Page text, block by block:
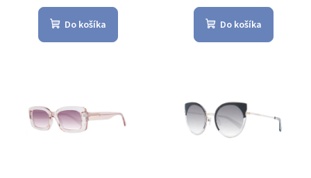
Do košíka Do košíka